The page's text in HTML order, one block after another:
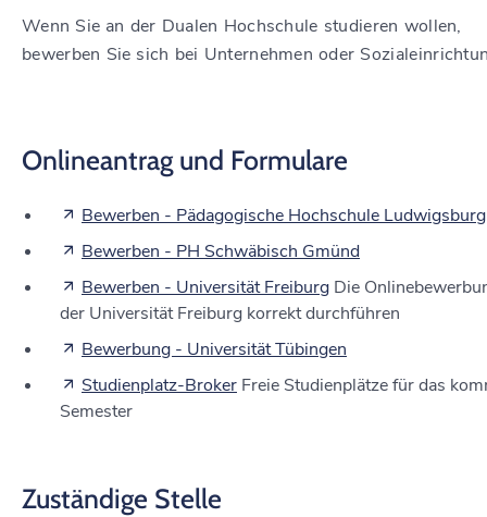
Wenn Sie an der Dualen Hochschule studieren wollen,
bewerben Sie sich bei Unternehmen oder
Onlineantrag und Formulare
Bewerben - Pädagogische Hochschule Ludwigsburg
Bewerben - PH Schwäbisch Gmünd
Bewerben - Universität Freiburg Die
der Universität Freiburg korrekt durchführen
Bewerbung - Universität Tübingen
Studienplatz-Broker Freie Studienplätze für das
Semester
Zuständige Stelle